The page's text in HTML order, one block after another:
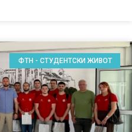
ФТН - СТУДЕНТСКИ ЖИВОТ